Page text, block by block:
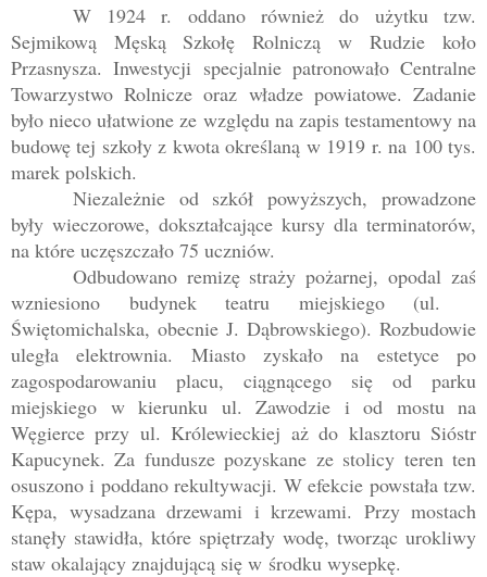
W 1924 r. oddano również do użytku tzw.
Sejmikową Męską Szkołę Rolniczą w Rudzie koło
Przasnysza. Inwestycji specjalnie patronowało Centralne
Towarzystwo Rolnicze oraz władze powiatowe. Zadanie
było nieco ułatwione ze względu na zapis testamentowy na
budowę tej szkoły z kwota określaną w 1919 r. na 100 tys.
marek polskich.
Niezależnie od szkół powyższych, prowadzone
były wieczorowe, dokształcające kursy dla terminatorów,
na które uczęszczało 75 uczniów.
Odbudowano remizę straży pożarnej, opodal zaś
wzniesiono budynek teatru miejskiego (ul.
Świętomichalska, obecnie J. Dąbrowskiego). Rozbudowie
uległa elektrownia. Miasto zyskało na estetyce po
zagospodarowaniu placu, ciągnącego się od parku
miejskiego w kierunku ul. Zawodzie i od mostu na
Węgierce przy ul. Królewieckiej aż do klasztoru Sióstr
Kapucynek. Za fundusze pozyskane ze stolicy teren ten
osuszono i poddano rekultywacji. W efekcie powstała tzw.
Kępa, wysadzana drzewami i krzewami. Przy mostach
stanęły stawidła, które spiętrzały wodę, tworząc urokliwy
staw okalający znajdującą się w środku wysepkę.